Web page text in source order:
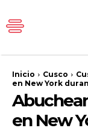
Inicio Cusco
en New York
en New